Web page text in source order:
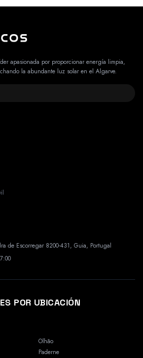
apasionada por proporcionar energía limpia,
la abundante luz solar en el Algarve.
de Escorregar 8200-431, Guia, Portugal
POR UBICACIÓN
Olhão
Paderne